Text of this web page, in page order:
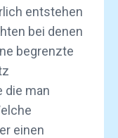
entstehen
bei denen
begrenzte
die man
einen